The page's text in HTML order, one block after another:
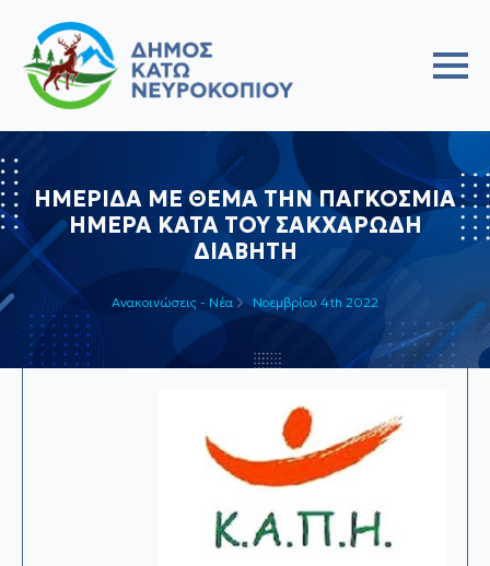
ΗΜΕΡΙΔΑ ΜΕ ΘΕΜΑ ΤΗΝ ΠΑΓΚΟΣΜΙΑ
ΗΜΕΡΑ ΚΑΤΑ ΤΟΥ ΣΑΚΧΑΡΩΔΗ
ΔΙΑΒΗΤΗ
Ανακοινώσεις - Νέα Νοεμβρίου 4th 2022